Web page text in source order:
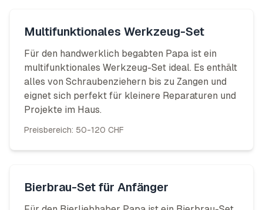
Multifunktionales Werkzeug-Set
Für den handwerklich begabten Papa ist ein
multifunktionales Werkzeug-Set ideal. Es enthält
alles von Schraubenziehern bis zu Zangen und
eignet sich perfekt für kleinere Reparaturen und
Projekte im Haus.
Preisbereich: 50-120 CHF
Bierbrau-Set für Anfänger